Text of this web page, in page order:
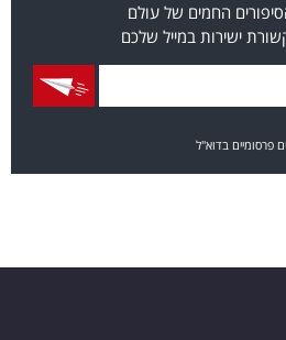
החמים של עולם
ישירות במייל שלכם
פרסומיים בדוא"ל